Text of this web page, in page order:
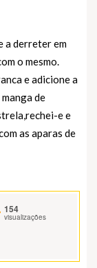
a derreter em
o mesmo.
e adicione a
de
e e
as aparas de
154
visualizações